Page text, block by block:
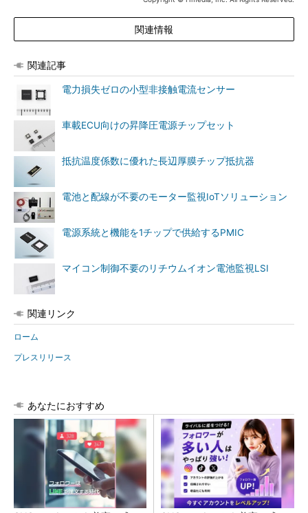
関連情報
関連記事
電力損失ゼロの小型非接触電流センサー
車載ECU向けの昇降圧電源チップセット
抵抗温度係数に優れた長辺厚膜チップ抵抗器
電池と配線が不要のモーター監視IoTソリューション
電源系統と機能を1チップで供給するPMIC
マイコン制御不要のリチウムイオン電池監視LSI
関連リンク
ローム
プレスリリース
あなたにおすすめ